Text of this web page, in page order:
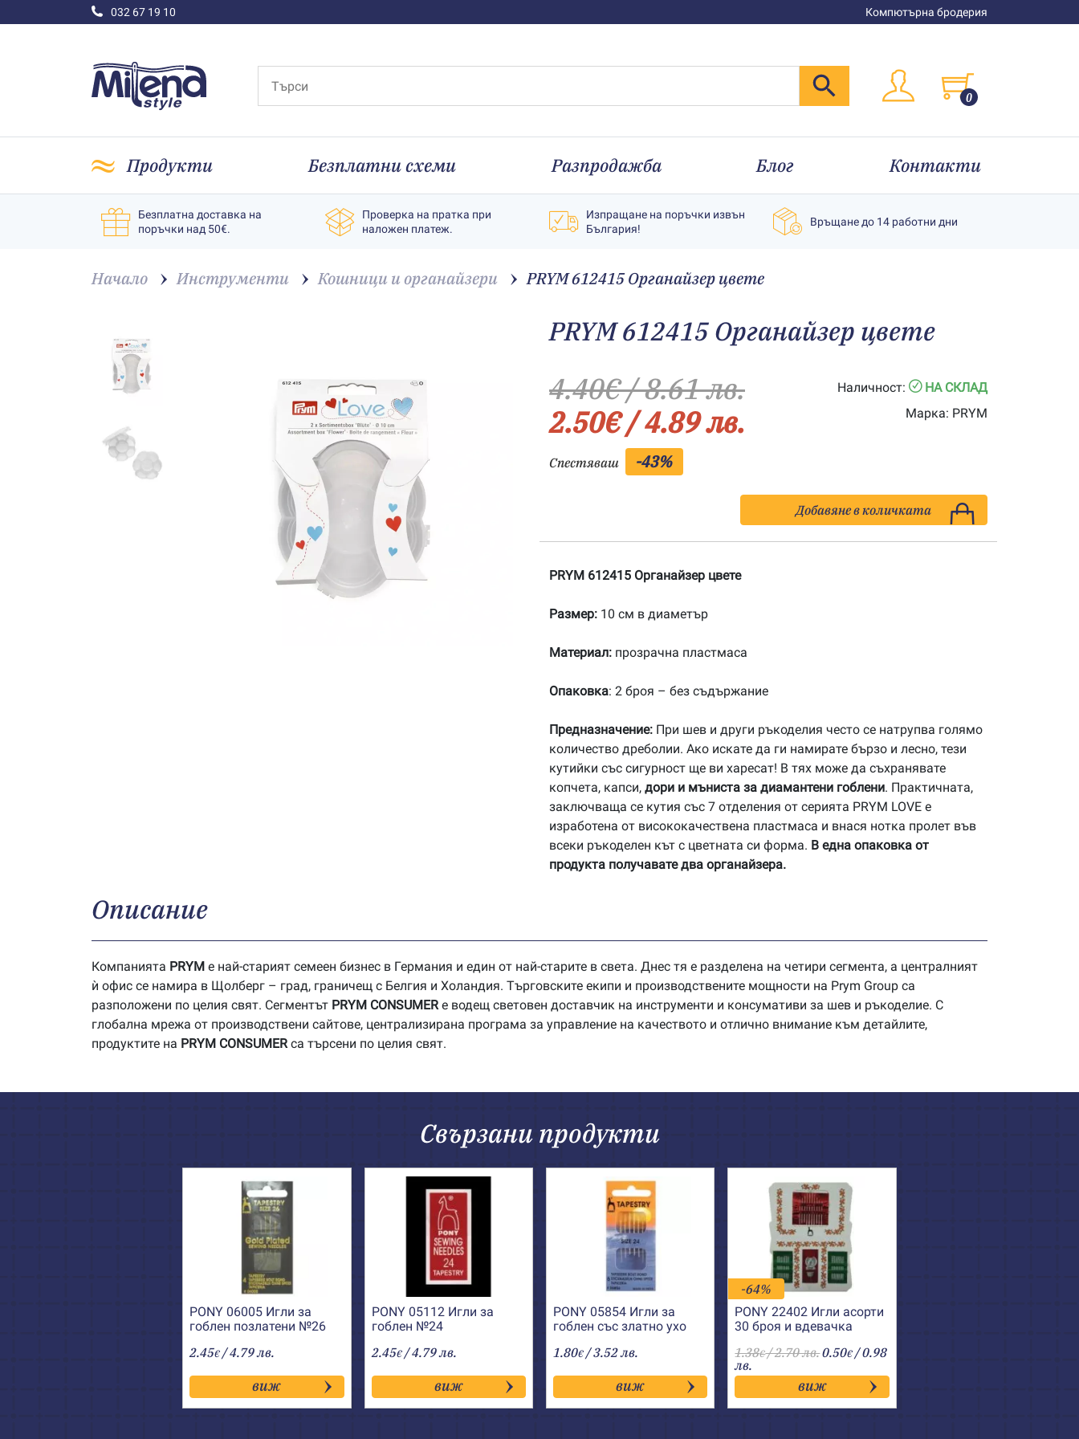
032 67 19 10 Компютърна бродерия
0
Продукти Безплатни схеми Разпродажба Блог Контакти
Безплатна доставка на
поръчки над 50€.
Проверка на пратка при
наложен платеж.
Изпращане на поръчки извън
България!
Връщане до 14 работни дни
Начало Инструменти Кошници и органайзери PRYM 612415 Органайзер цвете
PRYM 612415 Органайзер цвете
4.40€/ 8.61 лв.
2.50€/ 4.89 лв.
Спестяваш -43%
Наличност:
НА СКЛАД
Марка: PRYM
Добавяне в количката
PRYM 612415 Органайзер цвете
Размер: 10 см в диаметър
Материал: прозрачна пластмаса
Опаковка: 2 броя – без съдържание
Предназначение: При шев и други ръкоделия често се натрупва голямо
количество дреболии. Ако искате да ги намирате бързо и лесно, тези
кутийки със сигурност ще ви харесат! В тях може да съхранявате
копчета, капси, дори и мъниста за диамантени гоблени. Практичната,
заключваща се кутия със 7 отделения от серията PRYM LOVE е
изработена от висококачествена пластмаса и внася нотка пролет във
всеки ръкоделен кът с цветната си форма. В една опаковка от
продукта получавате два органайзера.
Описание
Компанията PRYM е най-старият семеен бизнес в Германия и един от най-старите в света. Днес тя е разделена на четири сегмента, а централният
ѝ офис се намира в Щолберг – град, граничещ с Белгия и Холандия. Търговските екипи и производствените мощности на Prym Group са
разположени по целия свят. Сегментът PRYM CONSUMERе водещ световен доставчик на инструменти и консумативи за шев и ръкоделие. С
глобална мрежа от производствени сайтове, централизирана програма за управление на качеството и отлично внимание към детайлите,
продуктите на PRYM CONSUMERса търсени по целия свят.
Свързани продукти
PONY 06005 Игли за
гоблен позлатени №26
2.45€ / 4.79 лв.
виж
PONY 05112 Игли за
гоблен №24
2.45€/ 4.79 лв.
виж
PONY 05854 Игли за
гоблен със златно ухо
1.80€ / 3.52 лв.
виж
-64%
PONY 22402 Игли асорти
30 броя и вдевачка
1.38€/ 2.70 лв.0.50€ / 0.98
лв.
виж